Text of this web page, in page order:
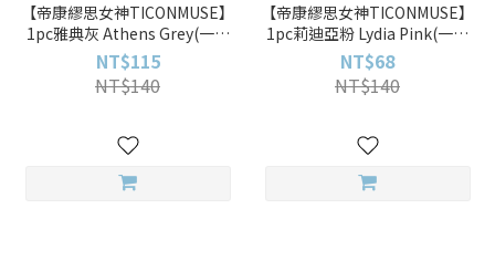
【帝康繆思女神TICONMUSE】
1pc雅典灰 Athens Grey(一片
裝)彩色月拋
NT$115
NT$140
【帝康繆思女神TICONMUSE】
1pc莉迪亞粉 Lydia Pink(一片
裝)彩色月拋
NT$68
NT$140